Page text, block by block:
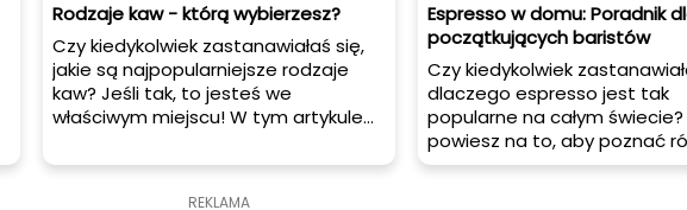
Rodzaje kaw - którą wybierzesz?
Czy kiedykolwiek zastanawiałaś się,
jakie są najpopularniejsze rodzaje
kaw? Jeśli tak, to jesteś we
właściwym miejscu! W tym artykule
znanych i lubianych typów kaw, które
Espresso w domu: Poradnik
początkujących baristów
Czy kiedykolwiek
dlaczego espresso jest tak
popularne na całym
powiesz na to, aby poznać
rodzaje filiżanek, które są
REKLAMA